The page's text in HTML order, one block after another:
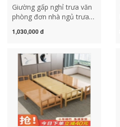
Giường gấp nghỉ trưa văn
phòng đơn nhà ngủ trưa
trưa gấp đơn giản trại
1,030,000 đ